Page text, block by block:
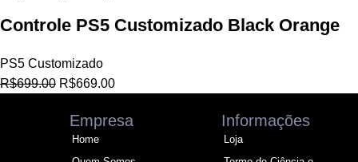
Controle PS5 Customizado Black Orange
PS5 Customizado
R$699.00 R$669.00
Empresa
Home
Informações
Loja